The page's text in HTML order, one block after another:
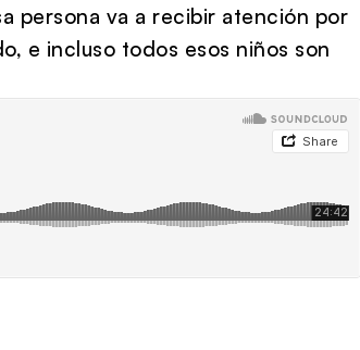
persona va a recibir atención por
e incluso todos esos niños son